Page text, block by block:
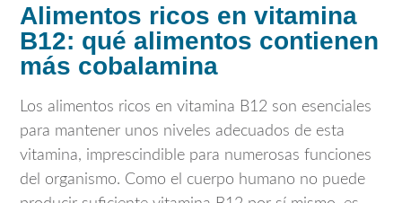
Alimentos ricos en vitamina
B12: qué alimentos contienen
más cobalamina
Los alimentos ricos en vitamina B12 son esenciales
para mantener unos niveles adecuados de esta
vitamina, imprescindible para numerosas funciones
del organismo. Como el cuerpo humano no puede